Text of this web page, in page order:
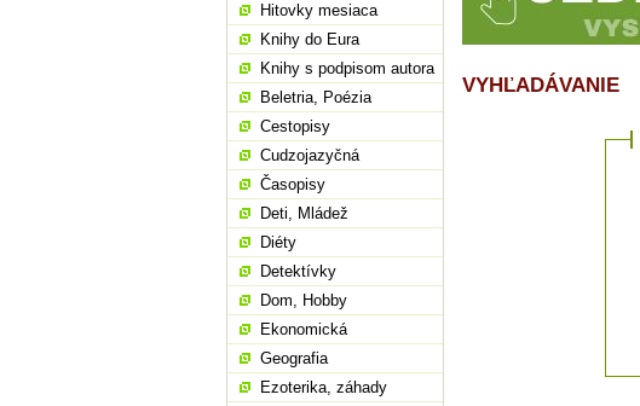
VYHĽADÁVANIE
Hitovky mesiaca
Knihy do Eura
Knihy s podpisom autora
Beletria, Poézia
Cestopisy
Cudzojazyčná
Časopisy
Deti, Mládež
Diéty
Detektívky
Dom, Hobby
Ekonomická
Geografia
Ezoterika, záhady